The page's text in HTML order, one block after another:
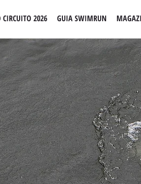
CIRCUITO 2026 GUIA SWIMRUN